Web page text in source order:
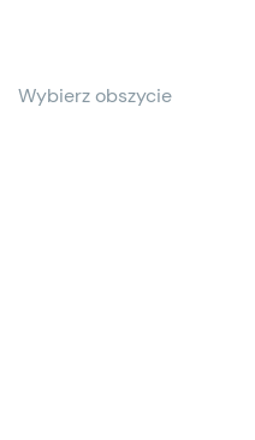
Wybierz obszycie